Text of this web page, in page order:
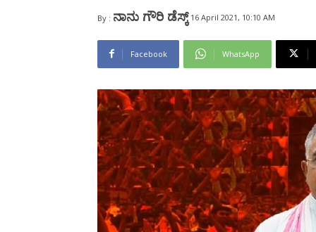
By : ನಾನು ಗೌರಿ ಡೆಸ್ಕ್ 16 April 2021, 10:10 AM
Facebook WhatsApp